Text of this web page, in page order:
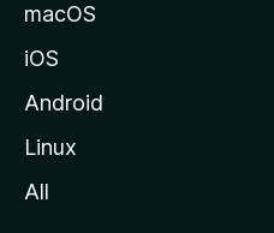
macOS
iOS
Android
Linux
All